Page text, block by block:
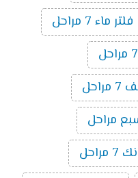
فلتر ماء 7 مراحل
مراحل